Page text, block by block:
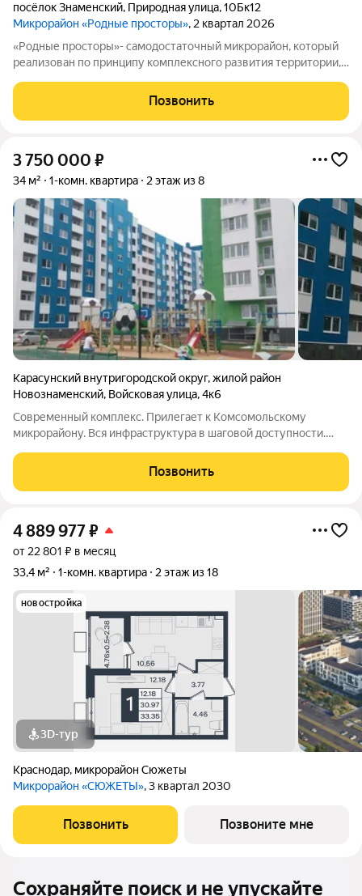
посёлок Знаменский, Природная улица,10Бк12
Микрорайон «Родные просторы», 2 квартал 2026
«Родные просторы»- самодостаточный микрорайон, который
реализован по принципу комплексного развития территории,
территории 41 га 29 домов от 9 до 24 этажей, уютные дворы со
спортивными и игровыми
Позвонить
3 750 000 ₽
34 м² 1-комн. квартира 2 этаж из 8
Карасунский внутригородской округ,жилой район
Новознаменский, Войсковая улица,4к6
Современный комплекс. Прилегает к Комсомольскому
микрорайону. Вся инфраструктура в шаговой доступности.
Благоустроенный двор с детской площадкой. Наземное метро
(электричка). 20 минут до центра
Позвонить
4 889 977₽
от 22 801 ₽ в месяц
33,4 м²
1-комн. квартира 2 этаж из 18
новостройка
3D-тур
Краснодар, микрорайон Сюжеты
Микрорайон «СЮЖЕТЫ», 3 квартал 2030
Позвонить Позвоните мне
Сохраняйте поиск и не упускайте